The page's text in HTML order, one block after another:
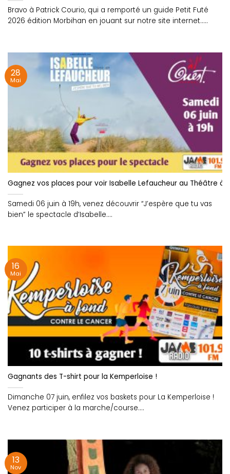
Bravo à Patrick Courio, qui a remporté un guide Petit Futé
2026 édition Morbihan en jouant sur notre site internet.....
Gagnez vos places pour voir Isabelle Lefaucheur au Théâtre à
Samedi 06 juin à 19h, venez découvrir “J’espère que tu vas
bien” le spectacle d’Isabelle....
28
Mai
Gagnants des T-shirt pour la Kemperloise !
Dimanche 07 juin, enfilez vos baskets pour La Kemperloise !
Venez participer à la marche/course....
16
Mai
13
Nov